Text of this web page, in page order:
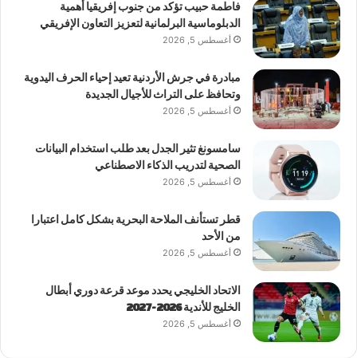
فاطمة حبيب تؤكد من جنوب إفريقيا أهمية
الدبلوماسية البرلمانية لتعزيز التعاون الإفريقي
أغسطس 5, 2026
مبادرة في جرش الأردنية تعيد إحياء الحرف اليدوية
وتحافظ على التراث للأجيال الجديدة
أغسطس 5, 2026
سامسونغ تثير الجدل بعد طلب استخدام البيانات
الصحية لتدريب الذكاء الاصطناعي
أغسطس 5, 2026
قطر تستأنف الملاحة البحرية بشكل كامل اعتبارا
من الأحد
أغسطس 5, 2026
الاتحاد الخليجي يحدد موعد قرعة دوري أبطال
الخليج للأندية 2026-2027
أغسطس 5, 2026